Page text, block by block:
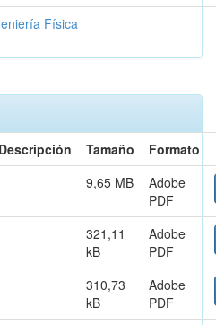
Física
Descripción Tamaño
Formato
9,65 MB
Adobe
PDF
321,11
kB
Adobe
PDF
310,73
kB
Adobe
PDF